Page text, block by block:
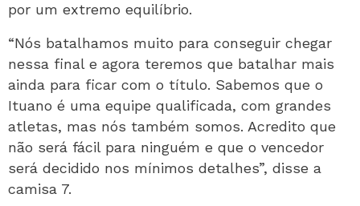
por um extremo equilíbrio.
“Nós batalhamos muito para conseguir chegar
nessa final e agora teremos que batalhar mais
ainda para ficar com o título. Sabemos que o
Ituano é uma equipe qualificada, com grandes
atletas, mas nós também somos. Acredito que
não será fácil para ninguém e que o vencedor
será decidido nos mínimos detalhes”, disse a
camisa 7.